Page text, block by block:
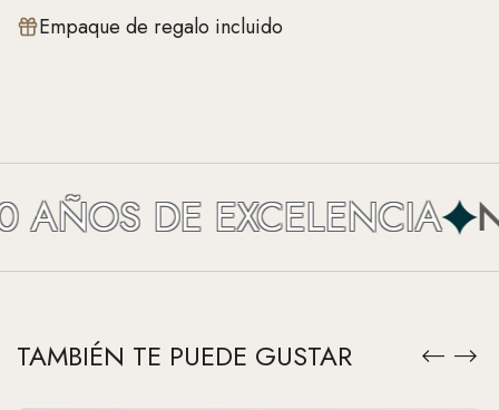
Empaque de regalo incluido
DE EXCELENCIA
TAMBIÉN TE PUEDE GUSTAR